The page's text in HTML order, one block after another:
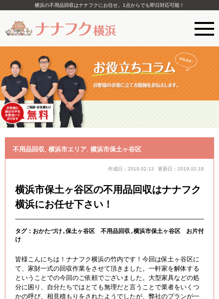
横浜の不用品回収はナナフクにお任せ。1点からでも即日対応可能！
不用品回収, 横浜市エリア, 横浜市保土ヶ谷区
作成日：2019.02.13 更新日：2019.02.18
横浜市保土ヶ谷区の不用品回収はナナフク
横浜にお任せ下さい！
タグ： おかたづけ 保土ヶ谷区 不用品回収
横浜市保土ヶ谷区 お片付
け
皆様こんにちは！ナナフク横浜の竹内です！今回は保土ヶ谷区に
て、家財一式の回収作業をさせて頂きました。一軒家を解体する
ということでの今回のご依頼でございました。大型家具などの処
分に困り、自分たちではとても無理だと言うことで業者をいくつ
かの呼び、相見積もりをされたようでしたが、弊社のプランが一